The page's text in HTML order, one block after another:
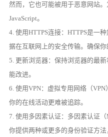
然而，它也可能被用于恶意网站
JavaScript。
4. 使用HTTPS连接：HTTPS是一
据在互联网上的安全传输。确保你
5. 更新浏览器：保持浏览器的最
能改进。
6. 使用VPN：虚拟专用网络（
你的在线活动更难被追踪。
7. 使用多因素认证：多因素认证
你提供两种或更多的身份验证方